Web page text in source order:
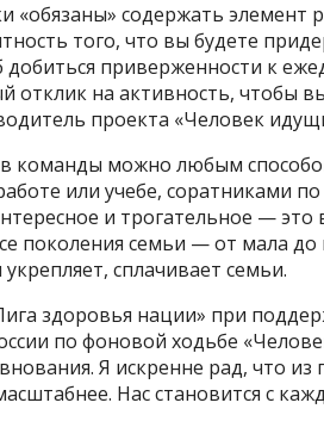
«обязаны» содержать элемент
того, что вы будете
добиться приверженности к
отклик на активность, чтобы
проекта «Человек
команды можно любым
или учебе, соратниками
и трогательное —
поколения семьи — от мала до
сплачивает семьи.
здоровья нации» при
по фоновой ходьбе
Я искренне рад, что из
Нас становится с